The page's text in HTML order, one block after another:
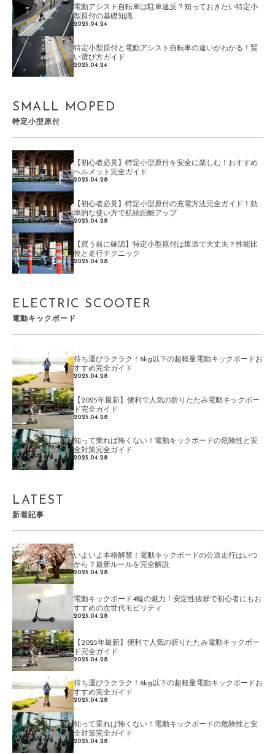
電動アシスト自転車は駐車違反？知っておきたい特定小
型原付の基礎知識
2025.04.24
特定小型原付と電動アシスト自転車の違いがわかる！賢
い選び方ガイド
2025.04.24
SMALL MOPED
特定小型原付
【初心者必見】特定小型原付を安全に楽しむ！おすすめ
ヘルメット完全ガイド
2025.04.28
【初心者必見】特定小型原付の充電方法完全ガイド！効
率的な使い方で航続距離アップ
2025.04.28
【買う前に確認】特定小型原付は坂道で大丈夫？性能比
較と走行テクニック
2025.04.28
ELECTRIC SCOOTER
電動キックボード
持ち運びラクラク！6kg以下の超軽量電動キックボードお
すすめ完全ガイド
2025.04.28
【2025年最新】便利で人気の折りたたみ電動キックボー
ド完全ガイド
2025.04.28
知って乗れば怖くない！電動キックボードの危険性と安
全対策完全ガイド
2025.04.28
LATEST
新着記事
いよいよ本格解禁！電動キックボードの公道走行はいつ
から？最新ルールを完全解説
2025.04.28
電動キックボード4輪の魅力！安定性抜群で初心者にもお
すすめの次世代モビリティ
2025.04.28
【2025年最新】便利で人気の折りたたみ電動キックボー
ド完全ガイド
2025.04.28
持ち運びラクラク！6kg以下の超軽量電動キックボードお
すすめ完全ガイド
2025.04.28
知って乗れば怖くない！電動キックボードの危険性と安
全対策完全ガイド
2025.04.28